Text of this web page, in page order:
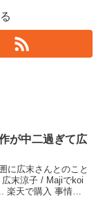
が中二過ぎて広
に広末さんとのこと
末涼子 / Majiでkoi
楽天で購入 事情を